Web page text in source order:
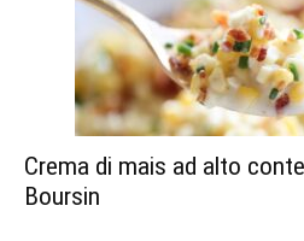
Crema di mais ad alto
Boursin